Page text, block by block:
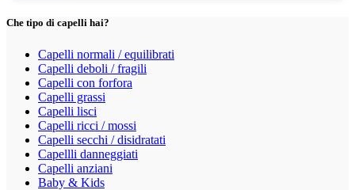
Che tipo di capelli hai?
Capelli normali / equilibrati
Capelli deboli / fragili
Capelli con forfora
Capelli grassi
Capelli lisci
Capelli ricci / mossi
Capelli secchi / disidratati
Capellli danneggiati
Capelli anziani
Baby & Kids